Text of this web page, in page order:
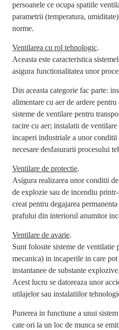
persoanele ce ocupa spatiile
parametrii (temperatura,
norme.
Ventilarea cu rol tehnologic.
Aceasta este caracteristica
asigura functionalitatea unor
Din aceasta categorie fac parte:
alimentare cu aer de ardere pentru
sisteme de ventilare pentru
racire cu aer; instalatii de
incaperi industriale a unor conditii
necesare desfasurarii procesului
Ventilare de protectie.
Asigura realizarea unor conditii
de explozie sau de incendiu
creat pentru degajarea
prafului din interiorul anumitor
Ventilare de avarie.
Sunt folosite sisteme de ventilatie
mecanica) in incaperile in care
instantanee de substante
Acest lucru se datoreaza unor
utilajelor sau instalatiilor
Punerea in functiune a unui
cate ori la un loc de munca se